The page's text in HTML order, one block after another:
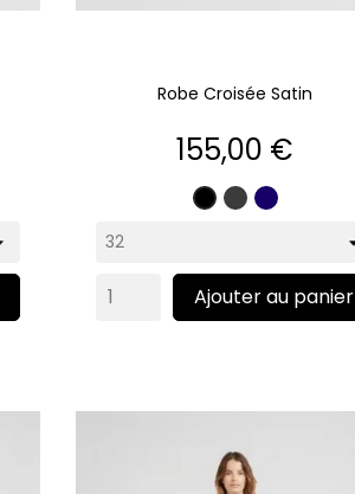
Robe Croisée Satin
Prix
155,00 €
NoirGrisMarine
Ajouter au panier